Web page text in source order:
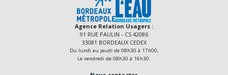
Agence Relation Usagers :
91 RUE PAULIN - CS 42086
33081 BORDEAUX CEDEX
Du lundi au jeudi de 08h30 à 17h00,
Le vendredi de 08h30 à 16h30.